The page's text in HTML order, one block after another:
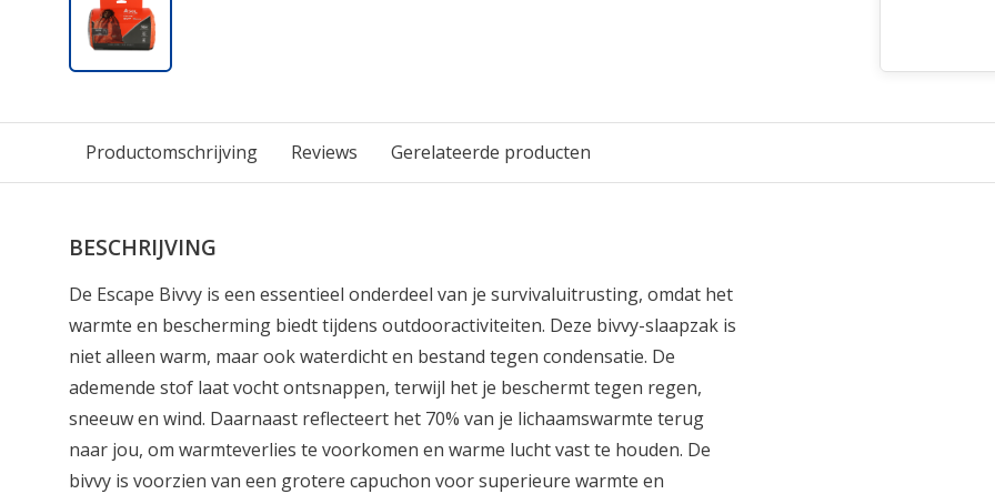
Productomschrijving Reviews Gerelateerde producten
BESCHRIJVING
De Escape Bivvy is een essentieel onderdeel van je survivaluitrusting, omdat het
warmte en bescherming biedt tijdens outdooractiviteiten. Deze bivvy-slaapzak is
niet alleen warm, maar ook waterdicht en bestand tegen condensatie. De
ademende stof laat vocht ontsnappen, terwijl het je beschermt tegen regen,
sneeuw en wind. Daarnaast reflecteert het 70% van je lichaamswarmte terug
naar jou, om warmteverlies te voorkomen en warme lucht vast te houden. De
bivvy is voorzien van een grotere capuchon voor superieure warmte en